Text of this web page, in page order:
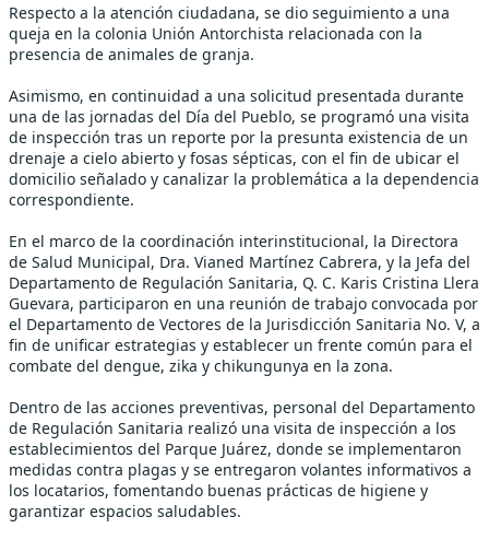
Respecto a la atención ciudadana, se dio seguimiento a una
queja en la colonia Unión Antorchista relacionada con la
presencia de animales de granja.
Asimismo, en continuidad a una solicitud presentada durante
una de las jornadas del Día del Pueblo, se programó una visita
de inspección tras un reporte por la presunta existencia de un
drenaje a cielo abierto y fosas sépticas, con el fin de ubicar el
domicilio señalado y canalizar la problemática a la dependencia
correspondiente.
En el marco de la coordinación interinstitucional, la Directora
de Salud Municipal, Dra. Vianed Martínez Cabrera, y la Jefa del
Departamento de Regulación Sanitaria, Q. C. Karis Cristina Llera
Guevara, participaron en una reunión de trabajo convocada por
el Departamento de Vectores de la Jurisdicción Sanitaria No. V, a
fin de unificar estrategias y establecer un frente común para el
combate del dengue, zika y chikungunya en la zona.
Dentro de las acciones preventivas, personal del Departamento
de Regulación Sanitaria realizó una visita de inspección a los
establecimientos del Parque Juárez, donde se implementaron
medidas contra plagas y se entregaron volantes informativos a
los locatarios, fomentando buenas prácticas de higiene y
garantizar espacios saludables.